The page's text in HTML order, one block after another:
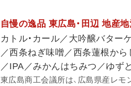
自慢の逸品 東広島・田辺 地産
カトル・カール／大吟醸バタ
／西条ねぎ味噌／西条蓮根か
／IPA／みかんはちみつ／ゆず
東広島商工会議所は、広島県産レモ